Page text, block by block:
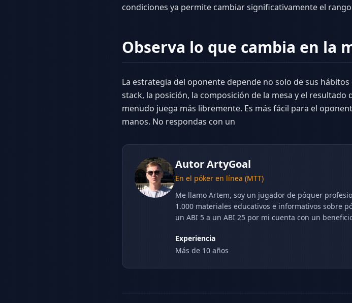
condiciones ya permite cambiar significativamente el
Observa lo que cambia en la
La estrategia del oponente depende no solo de sus
stack, la posición, la composición de la mesa y el
menudo juega más libremente. Es más fácil para el
manos. No respondas con un
AutorArtyGoal
En el póker en línea (MTT)
Me llamo Artem, soy un jugador de póquer
1.000 materiales educativos e informativos sobre
un ABI 5 a un ABI 25 por mi cuenta con un
Experiencia
Más de 10 años